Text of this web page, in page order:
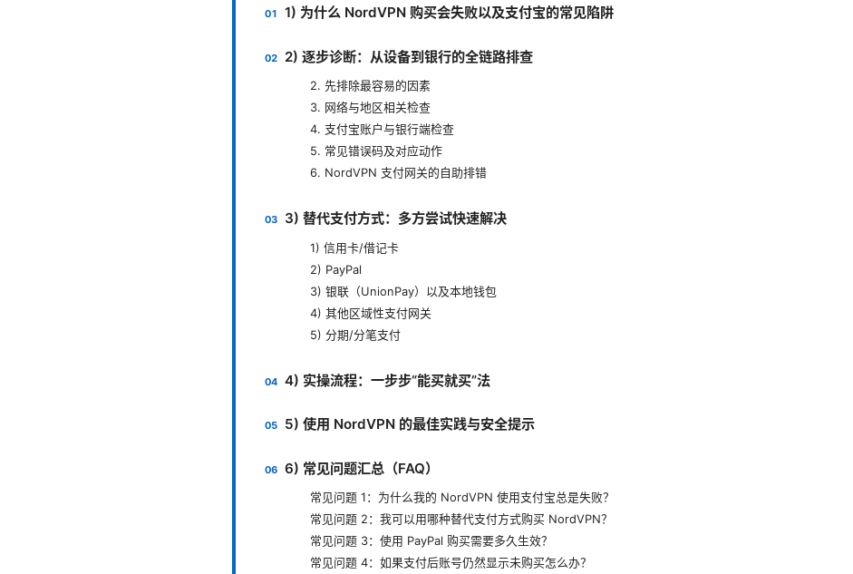
1) 为什么 NordVPN 购买会失败以及支付宝的常见陷阱
2) 逐步诊断：从设备到银行的全链路排查
2. 先排除最容易的因素
3. 网络与地区相关检查
4. 支付宝账户与银行端检查
5. 常见错误码及对应动作
6. NordVPN 支付网关的自助排错
3) 替代支付方式：多方尝试快速解决
1) 信用卡/借记卡
2) PayPal
3) 银联（UnionPay）以及本地钱包
4) 其他区域性支付网关
5) 分期/分笔支付
4) 实操流程：一步步“能买就买”法
5) 使用 NordVPN 的最佳实践与安全提示
6) 常见问题汇总（FAQ）
常见问题 1：为什么我的 NordVPN 使用支付宝总是失败？
常见问题 2：我可以用哪种替代支付方式购买 NordVPN？
常见问题 3：使用 PayPal 购买需要多久生效？
常见问题 4：如果支付后账号仍然显示未购买怎么办？